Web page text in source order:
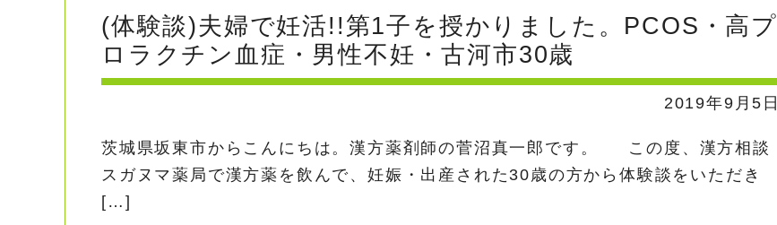
(体験談)夫婦で妊活!!第1子を授かりました。PCOS・高プ
ロラクチン血症・男性不妊・古河市30歳
2019年9月5日
茨城県坂東市からこんにちは。漢方薬剤師の菅沼真一郎です。 この度、漢方相談
スガヌマ薬局で漢方薬を飲んで、妊娠・出産された30歳の方から体験談をいただき
[…]